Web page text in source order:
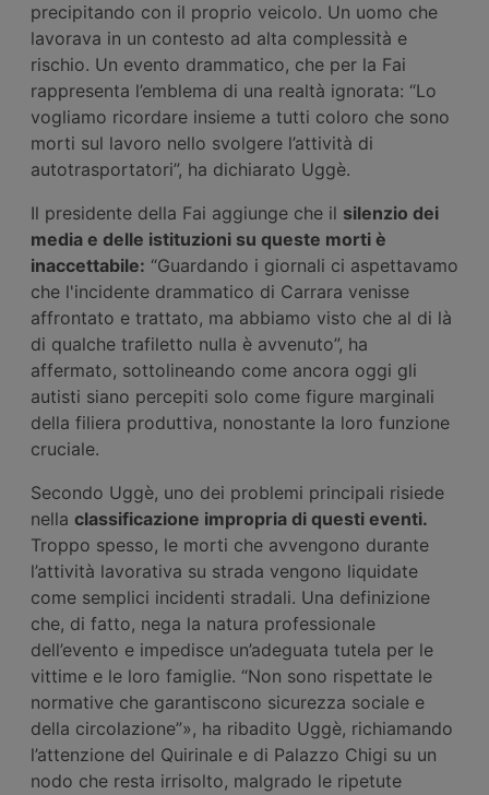
precipitando con il proprio veicolo. Un uomo che
lavorava in un contesto ad alta complessità e
rischio. Un evento drammatico, che per la Fai
rappresenta l’emblema di una realtà ignorata: “Lo
vogliamo ricordare insieme a tutti coloro che sono
morti sul lavoro nello svolgere l’attività di
autotrasportatori”, ha dichiarato Uggè.
Il presidente della Fai aggiunge che il silenzio dei
media e delle istituzioni su queste morti è
inaccettabile: “Guardando i giornali ci aspettavamo
che l'incidente drammatico di Carrara venisse
affrontato e trattato, ma abbiamo visto che al di là
di qualche trafiletto nulla è avvenuto”, ha
affermato, sottolineando come ancora oggi gli
autisti siano percepiti solo come figure marginali
della filiera produttiva, nonostante la loro funzione
cruciale.
Secondo Uggè, uno dei problemi principali risiede
nella classificazione impropria di questi eventi.
Troppo spesso, le morti che avvengono durante
l’attività lavorativa su strada vengono liquidate
come semplici incidenti stradali. Una definizione
che, di fatto, nega la natura professionale
dell’evento e impedisce un’adeguata tutela per le
vittime e le loro famiglie. “Non sono rispettate le
normative che garantiscono sicurezza sociale e
della circolazione”», ha ribadito Uggè, richiamando
l’attenzione del Quirinale e di Palazzo Chigi su un
nodo che resta irrisolto, malgrado le ripetute